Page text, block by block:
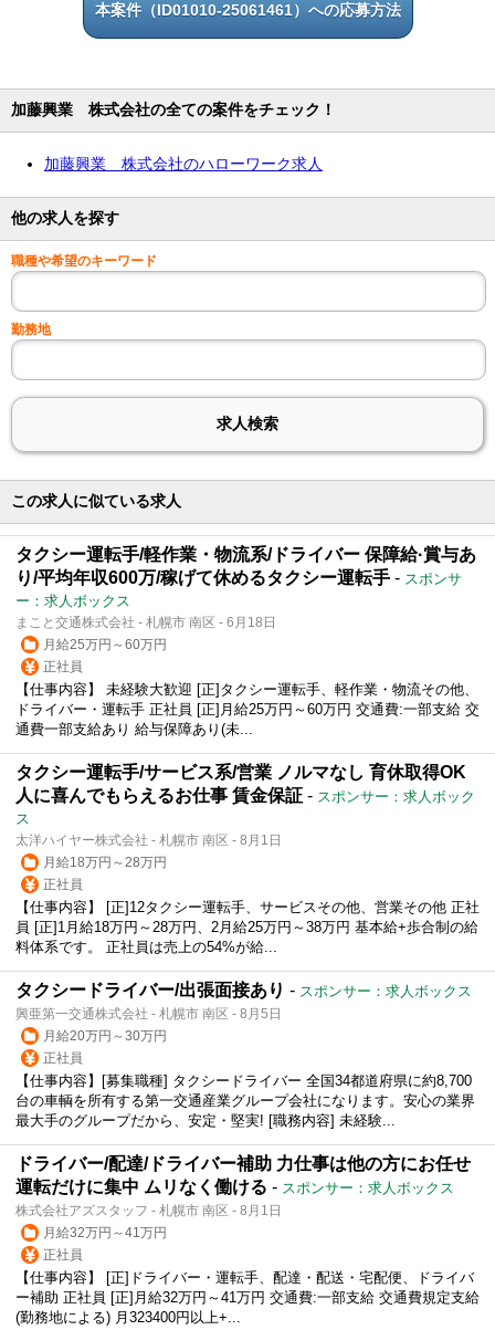
本案件（ID01010-25061461）への応募方法
加藤興業 株式会社の全ての案件をチェック！
加藤興業 株式会社のハローワーク求人
他の求人を探す
職種や希望のキーワード
勤務地
この求人に似ている求人
タクシー運転手/軽作業・物流系/ドライバー 保障給·賞与あ
り/平均年収600万/稼げて休めるタクシー運転手 - スポンサ
ー：求人ボックス
まこと交通株式会社 - 札幌市 南区 - 6月18日
月給25万円～60万円
正社員
【仕事内容】 未経験大歓迎 [正]タクシー運転手、軽作業・物流その他、
ドライバー・運転手 正社員 [正]月給25万円～60万円 交通費:一部支給 交
通費一部支給あり 給与保障あり(未...
タクシー運転手/サービス系/営業 ノルマなし 育休取得OK
人に喜んでもらえるお仕事 賃金保証 - スポンサー：求人ボック
ス
太洋ハイヤー株式会社 - 札幌市 南区 - 8月1日
月給18万円～28万円
正社員
【仕事内容】 [正]12タクシー運転手、サービスその他、営業その他 正社
員 [正]1月給18万円～28万円、2月給25万円～38万円 基本給+歩合制の給
料体系です。 正社員は売上の54%が給...
タクシードライバー/出張面接あり - スポンサー：求人ボックス
興亜第一交通株式会社 - 札幌市 南区 - 8月5日
月給20万円～30万円
正社員
【仕事内容】[募集職種] タクシードライバー 全国34都道府県に約8,700
台の車輌を所有する第一交通産業グループ会社になります。安心の業界
最大手のグループだから、安定・堅実! [職務内容] 未経験...
ドライバー/配達/ドライバー補助 力仕事は他の方にお任せ
運転だけに集中 ムリなく働ける - スポンサー：求人ボックス
株式会社アズスタッフ - 札幌市 南区 - 8月1日
月給32万円～41万円
正社員
【仕事内容】 [正]ドライバー・運転手、配達・配送・宅配便、ドライバ
ー補助 正社員 [正]月給32万円～41万円 交通費:一部支給 交通費規定支給
(勤務地による) 月323400円以上+...